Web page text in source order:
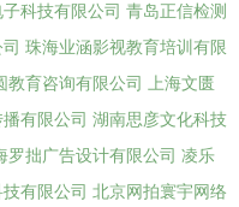
科技有限公司 青岛正信检测
珠海业涵影视教育培训有限
教育咨询有限公司
上海文匮
有限公司 湖南思彦文化科技
罗拙广告设计有限公司 凌乐
技有限公司 北京网拍寰宇网络